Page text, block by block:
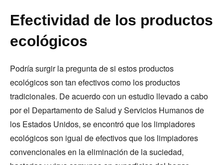
Efectividad de los productos
ecológicos
Podría surgir la pregunta de si estos productos
ecológicos son tan efectivos como los productos
tradicionales. De acuerdo con un estudio llevado a cabo
por el Departamento de Salud y Servicios Humanos de
los Estados Unidos, se encontró que los limpiadores
ecológicos son igual de efectivos que los limpiadores
convencionales en la eliminación de la suciedad,